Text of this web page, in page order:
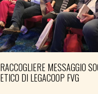
RACCOGLIERE MESSAGGIO
ETICO DI LEGACOOP FVG